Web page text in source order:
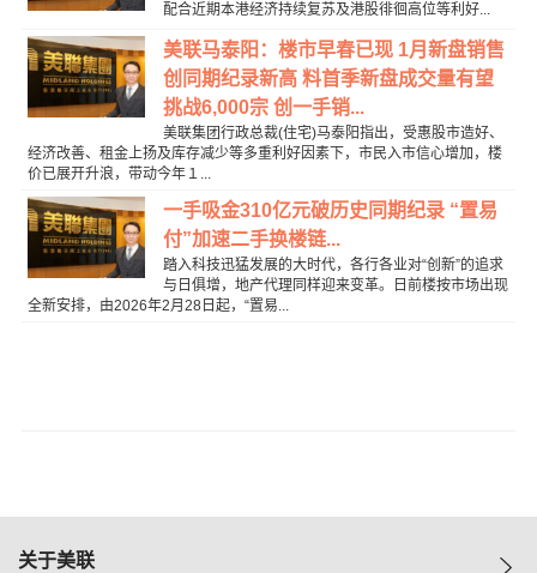
配合近期本港经济持续复苏及港股徘徊高位等利好...
美联马泰阳：楼市早春已现 1月新盘销售
创同期纪录新高 料首季新盘成交量有望
挑战6,000宗 创一手销...
美联集团行政总裁(住宅)马泰阳指出，受惠股市造好、
经济改善、租金上扬及库存减少等多重利好因素下，市民入市信心增加，楼
价已展开升浪，带动今年１...
一手吸金310亿元破历史同期纪录 “置易
付”加速二手换楼链...
踏入科技迅猛发展的大时代，各行各业对“创新”的追求
与日俱增，地产代理同样迎来变革。日前楼按市场出现
全新安排，由2026年2月28日起，“置易...
关于美联